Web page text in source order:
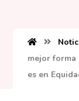
mejor
es en